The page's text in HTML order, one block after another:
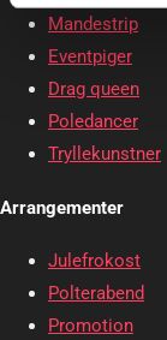
Mandestrip
Eventpiger
Drag queen
Poledancer
Tryllekunstner
Arrangementer
Julefrokost
Polterabend
Promotion